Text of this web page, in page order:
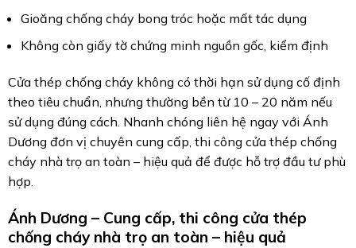
Gioăng chống cháy bong tróc hoặc mất tác dụng
Không còn giấy tờ chứng minh nguồn gốc, kiểm định
Cửa thép chống cháy không có thời hạn sử dụng cố định
theo tiêu chuẩn, nhưng thường bền từ 10 – 20 năm nếu
sử dụng đúng cách. Nhanh chóng liên hệ ngay với Ánh
Dương đơn vị chuyên cung cấp, thi công cửa thép chống
cháy nhà trọ an toàn – hiệu quả để được hỗ trợ đầu tư phù
hợp.
Ánh Dương – Cung cấp, thi công cửa thép
chống cháy nhà trọ an toàn – hiệu quả